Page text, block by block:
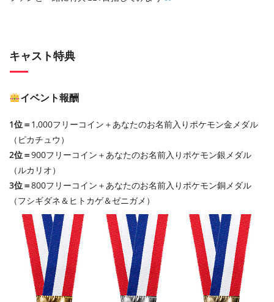
キャスト特典
イベント報酬
1位＝1,000フリーコイン＋あなたのお名前入りポケモン金メダル
（ピカチュウ）
2位＝900フリーコイン＋あなたのお名前入りポケモン銀メダル
（ルカリオ）
3位＝800フリーコイン＋あなたのお名前入りポケモン銅メダル
（フシギダネ＆ヒトカゲ＆ゼニガメ）